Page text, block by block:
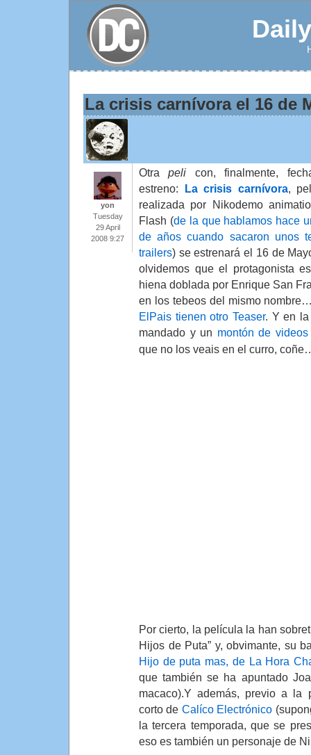
La crisis carnívora el 16 de
yon
Tuesday
29 April
2008 9:27
Otrapeli con, finalmente,
estreno: La crisis carnívora ,
realizada por Nikodemo
Flash (de la que hablamos hace
de años cuando sacaron unos
trailers) se estrenará el 16 de
olvidemos que el protagonista
hiena doblada por Enrique San
en los tebeos del mismo
ElPais tienen otro Teaser. Y en la
mandado y un montón de videos
que no los veais en el curro,
Por cierto, la película la han
Hijos de Puta” y, obvimante, su
Hijo de puta mas, de La Hora
que también se ha apuntado
macaco).Y además, previo a la
corto de Calíco Electrónico
la tercera temporada, que se
eso es también un personaje de